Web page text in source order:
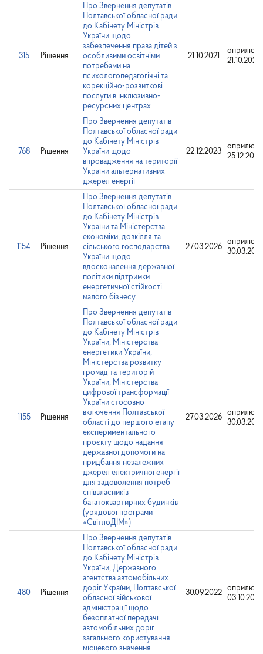
315 Рішення
Про Звернення депутатів
Полтавської обласної ради
до Кабінету Міністрів
України щодо
забезпечення права дітей з
особливими освітніми
потребами на
психологопедагогічні та
корекційно-розвиткові
послуги в інклюзивно-
ресурсних центрах
21.10.2021
21.10.2021
768 Рішення
Про Звернення депутатів
Полтавської обласної ради
до Кабінету Міністрів
України щодо
впровадження на території
України альтернативних
джерел енергії
22.12.2023
25.12.2023
1154 Рішення
Про Звернення депутатів
Полтавської обласної ради
до Кабінету Міністрів
України та Міністерства
економіки, довкілля та
сільського господарства
України щодо
вдосконалення державної
політики підтримки
енергетичної стійкості
малого бізнесу
27.03.2026
1155 Рішення
Про Звернення депутатів
Полтавської обласної ради
до Кабінету Міністрів
України, Міністерства
енергетики України,
Міністерства розвитку
громад та територій
України, Міністерства
цифрової трансформації
України стосовно
включення Полтавської
області до першого етапу
експериментального
проєкту щодо надання
державної допомоги на
придбання незалежних
джерел електричної енергії
для задоволення потреб
співвласників
багатоквартирних будинків
(урядової програми
«СвітлоДІМ»)
27.03.2026
480 Рішення
Про Звернення депутатів
Полтавської обласної ради
до Кабінету Міністрів
України, Державного
агентства автомобільних
доріг України, Полтавської
обласної військової
адміністрації щодо
безоплатної передачі
автомобільних доріг
загального користування
місцевого значення
30.09.2022
03.10.2022